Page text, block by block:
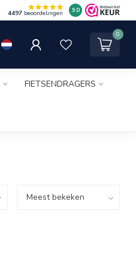
4497beoordelingen 9.0
0
FIETSENDRAGERS